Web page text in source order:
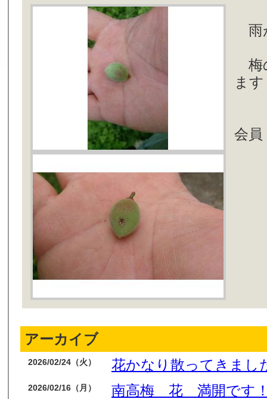
雨
梅
ま
会
アーカイブ
2026/02/24（火） 花かなり散ってきま
2026/02/16（月） 南高梅 花 満開です